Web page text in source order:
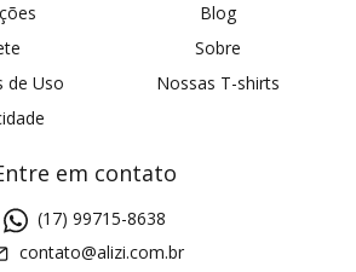
de Uso
Blog
Sobre
Nossas T-shirts
em contato
(17) 99715-8638
contato@alizi.com.br